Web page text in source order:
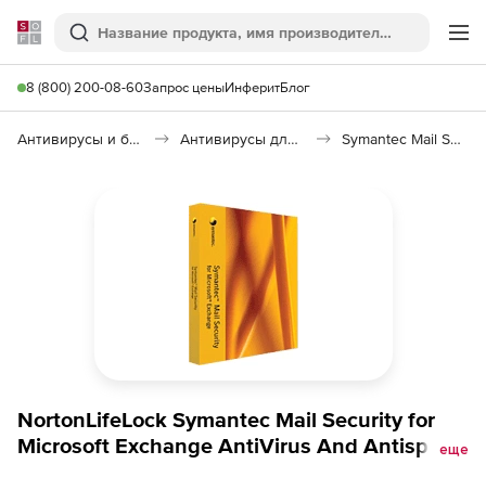
Softline
Поиск
8 (800) 200-08-60Запрос ценыИнферитБлог
Антивирусы и безопасность Антивирусы для организаций Symantec Mail Security for Microsoft Exchange
NortonLifeLock Symantec Mail Security for
Microsoft Exchange AntiVirus And Antispam
еще